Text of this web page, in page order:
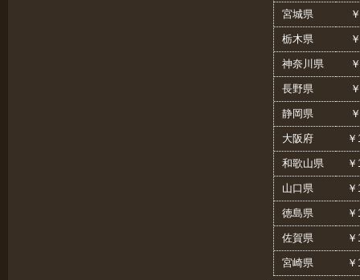
宮城県
栃木県
神奈川県
長野県
静岡県
大阪府
和歌山県
山口県
徳島県
佐賀県
宮崎県